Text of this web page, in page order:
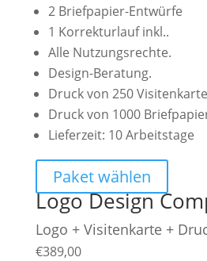
2 Briefpapier-Entwürfe
1 Korrekturlauf inkl..
Alle Nutzungsrechte.
Design-Beratung.
Druck von 250
Druck von 1000
Lieferzeit: 10 Arbeitstage
Paket wählen
Logo Design
Logo + Visitenkarte +
€389,00